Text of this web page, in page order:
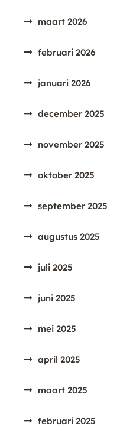
maart 2026
februari 2026
januari 2026
december 2025
november 2025
oktober 2025
september 2025
augustus 2025
juli 2025
juni 2025
mei 2025
april 2025
maart 2025
februari 2025